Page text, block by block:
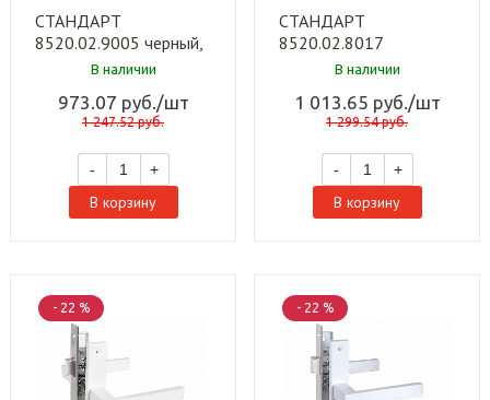
СТАНДАРТ
8520.02.9005 черный,
ключ-вертушка Замок
В наличии
973.07 руб. /шт
1 247.52руб.
- +
В корзину
СТАНДАРТ
8520.02.8017
коричневый, ключ-
врезной с/руч (20)
В наличии
1 013.65 руб. /шт
1 299.54руб.
- +
В корзину
- 22 % - 22 %